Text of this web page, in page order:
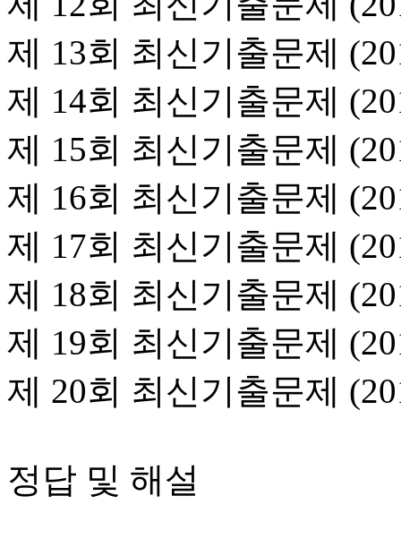
제 13회 최신기출문제
제 14회 최신기출문제
제 15회 최신기출문제
제 16회 최신기출문제
제 17회 최신기출문제
제 18회 최신기출문제
제 19회 최신기출문제
제 20회 최신기출문제
정답 및 해설